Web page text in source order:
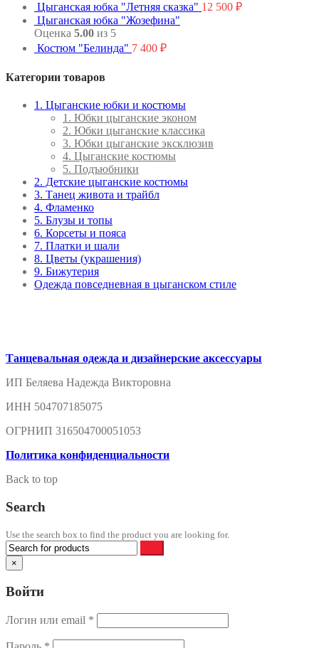
Цыганская юбка "Летняя сказка" 12 500 ₽
Цыганская юбка "Жозефина"
Оценка 5.00 из 5
Костюм "Белинда" 7 400 ₽
Категории товаров
1. Цыганские юбки и костюмы
1. Юбки цыганские эконом
2. Юбки цыганские классика
3. Юбки цыганские эксклюзив
4. Цыганские костюмы
5. Подъюбники
2. Детские цыганские костюмы
3. Танец живота и трайбл
4. Фламенко
5. Блузы и топы
6. Корсеты и пояса
7. Платки и шали
8. Цветы (украшения)
9. Бижутерия
Одежда повседневная в цыганском стиле
Танцевальная одежда и дизайнерские аксессуары
ИП Беляева Надежда Викторовна
ИНН 504707185075
ОГРНИП 316504700051053
Политика конфиденциальности
Back to top
Search
Use the search box to find the product you are looking for.
×
Войти
Логин или email *